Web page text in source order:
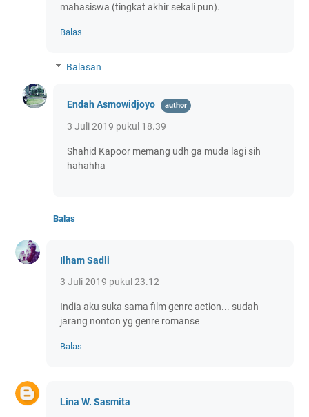
mahasiswa (tingkat akhir sekali pun).
Balas
Balasan
Endah Asmowidjoyo
3 Juli 2019 pukul 18.39
Shahid Kapoor memang udh ga muda lagi sih
hahahha
Balas
Ilham Sadli
3 Juli 2019 pukul 23.12
India aku suka sama film genre action... sudah
jarang nonton yg genre romanse
Balas
Lina W. Sasmita